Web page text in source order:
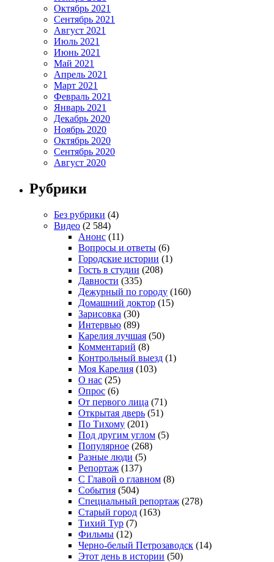
Октябрь 2021
Сентябрь 2021
Август 2021
Июль 2021
Июнь 2021
Май 2021
Апрель 2021
Март 2021
Февраль 2021
Январь 2021
Декабрь 2020
Ноябрь 2020
Октябрь 2020
Сентябрь 2020
Август 2020
Рубрики
Без рубрики (4)
Видео (2 584)
Анонс (11)
Вопросы и ответы (6)
Городские истории (1)
Гость в студии (208)
Давности (335)
Дежурный по городу (160)
Домашний доктор (15)
Зарисовка (30)
Интервью (89)
Карелия лучшая (50)
Комментарий (8)
Контрольный выезд (1)
Моя Карелия (103)
О нас (25)
Опрос (6)
От первого лица (71)
Открытая дверь (51)
По Тихому (201)
Под другим углом (5)
Популярное (268)
Разные люди (5)
Репортаж (137)
С Главой о главном (8)
События (504)
Специальный репортаж (278)
Старый город (163)
Тихий Тур (7)
Фильмы (12)
Черно-белый Петрозаводск (14)
Этот день в истории (50)